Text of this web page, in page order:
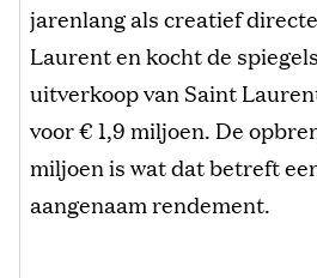
jarenlang als creatief
Laurent en kocht de
uitverkoop van Saint
voor € 1,9 miljoen. De
miljoen is wat dat betreft
aangenaam rendement.